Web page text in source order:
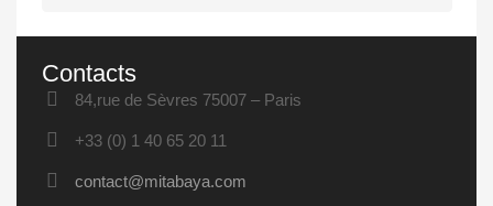
Contacts
84,rue de Sèvres 75007 – Paris
+33 (0) 1 40 65 20 11
contact@mitabaya.com